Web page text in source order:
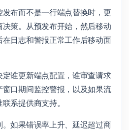
布而不是一行端点替换时，更
策。从预发布开始，然后移动
日志和警报正常工作后移动面
谁更新端点配置，谁审查请求
口期间监控警报，以及如果流
系提供商支持。
如果错误率上升、延迟超过商